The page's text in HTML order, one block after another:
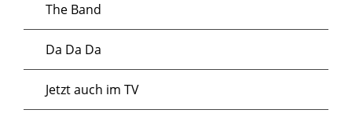
The Band
Da Da Da
Jetzt auch im TV